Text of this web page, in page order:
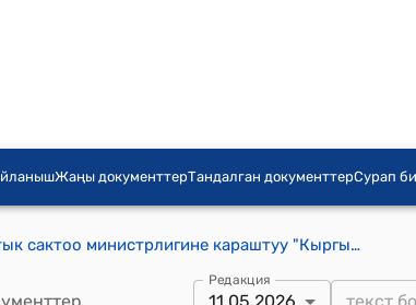
Жаңы документтерТандалган документтерСурап
Кыргыз Республикасынын Саламаттык сактоо министрлигине караштуу "Кыргызфармация" мамлекеттик ишканасынын уставы (Кыргыз Республикасынын Министрлер Кабинетинин 2023-жылдын 30-мартындагы № 176 токтомуна)
Редакция